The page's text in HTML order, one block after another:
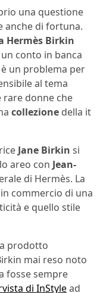
una questione
anche di fortuna.
Hermès Birkin
conto in banca
un problema per
al tema
rare donne che
collezione della it
Jane Birkin si
areo con Jean-
di Hermès. La
commercio di una
e quello stile
prodotto
mai reso noto
fosse sempre
di InStylead